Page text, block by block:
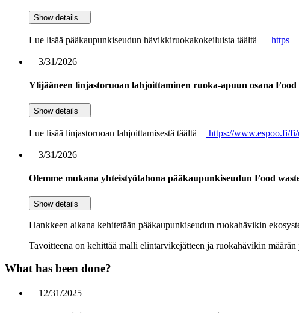
Show details
Lue lisää pääkaupunkiseudun hävikkiruokakokeiluista täältä https
3/31/2026
Ylijääneen linjastoruoan lahjoittaminen ruoka-apuun osana
Show details
Lue lisää linjastoruoan lahjoittamisestä täältä https://www.espoo.fi/fi/
3/31/2026
Olemme mukana yhteistyötahona pääkaupunkiseudun Food
Show details
Hankkeen aikana kehitetään pääkaupunkiseudun ruokahävikin
Tavoitteena on kehittää malli elintarvikejätteen ja ruokahävikin
What has been done?
12/31/2025